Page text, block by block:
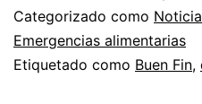
Categorizado como
Emergencias alimentarias
Etiquetado como Buen Fin,